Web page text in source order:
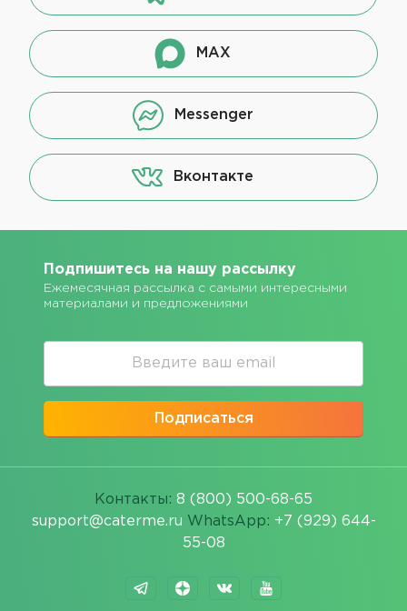
MAX
Messenger
Вконтакте
Подпишитесь на нашу рассылку
Ежемесячная рассылка с самыми интересными
материалами и предложениями
Подписаться
Контакты: 8 (800) 500-68-65
support@caterme.ru WhatsApp: +7 (929) 644-
55-08